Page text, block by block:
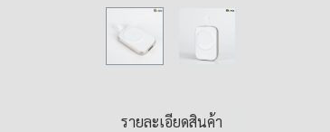
รายละเอียดสินค้า